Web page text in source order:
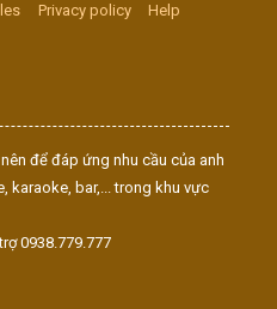
Privacy policy
Help
để đáp ứng nhu cầu của anh
karaoke, bar,... trong khu vực
0938.779.777